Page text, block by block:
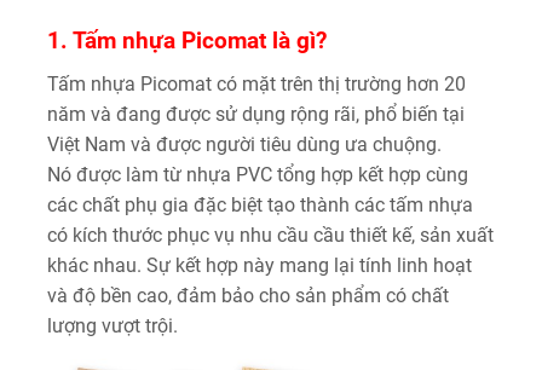
1. Tấm nhựa Picomat là gì?
Tấm nhựa Picomat có mặt trên thị trường hơn 20
năm và đang được sử dụng rộng rãi, phổ biến tại
Việt Nam và được người tiêu dùng ưa chuộng.
Nó được làm từ nhựa PVC tổng hợp kết hợp cùng
các chất phụ gia đặc biệt tạo thành các tấm nhựa
có kích thước phục vụ nhu cầu cầu thiết kế, sản xuất
khác nhau. Sự kết hợp này mang lại tính linh hoạt
và độ bền cao, đảm bảo cho sản phẩm có chất
lượng vượt trội.